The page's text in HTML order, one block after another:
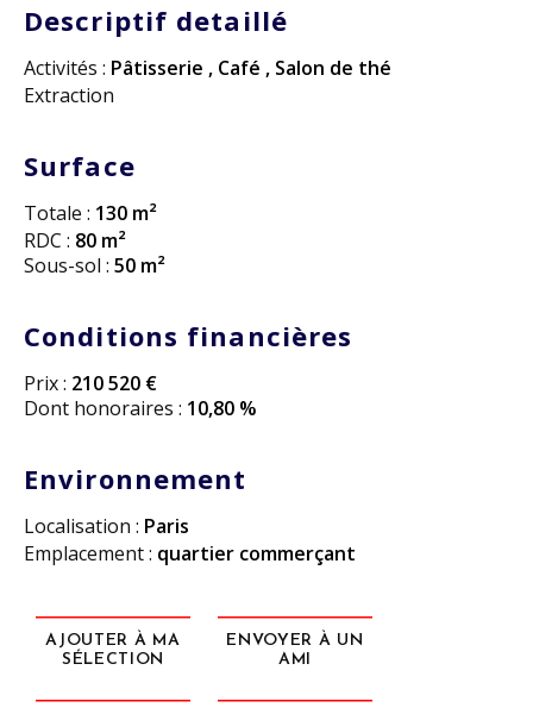
Descriptif detaillé
Activités : Pâtisserie , Café , Salon de thé
Extraction
Surface
Totale : 130 m²
RDC : 80 m²
Sous-sol : 50 m²
Conditions financières
Prix : 210 520 €
Dont honoraires : 10,80 %
Environnement
Localisation : Paris
Emplacement : quartier commerçant
AJOUTER À MA
SÉLECTION
ENVOYER À UN
AMI